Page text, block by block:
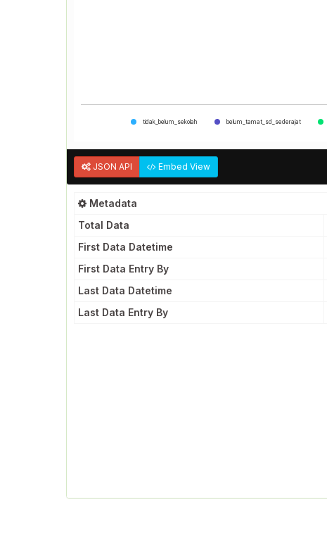
tidak_belum_sekolah belum_tamat_sd_sederajat
JSON API Embed View
Metadata
Total Data
First Data Datetime
First Data Entry By
Last Data Datetime
Last Data Entry By